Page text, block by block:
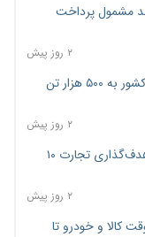
مشمول پرداخت
۲ روز پیش
پیش‌بینی افزایش تولید برنج؛ نیاز وارداتی کشور به ۵۰۰ هزار تن
۲ روز پیش
امضای تفاهم‌نامه تجاری ایران و پاکستان؛ هدف‌گذاری تجارت ۱۰
۲ روز پیش
کالا و خودرو تا